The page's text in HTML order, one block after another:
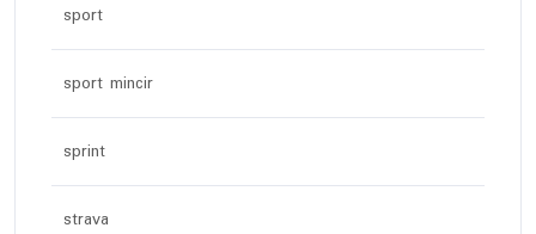
sport
sport mincir
sprint
strava